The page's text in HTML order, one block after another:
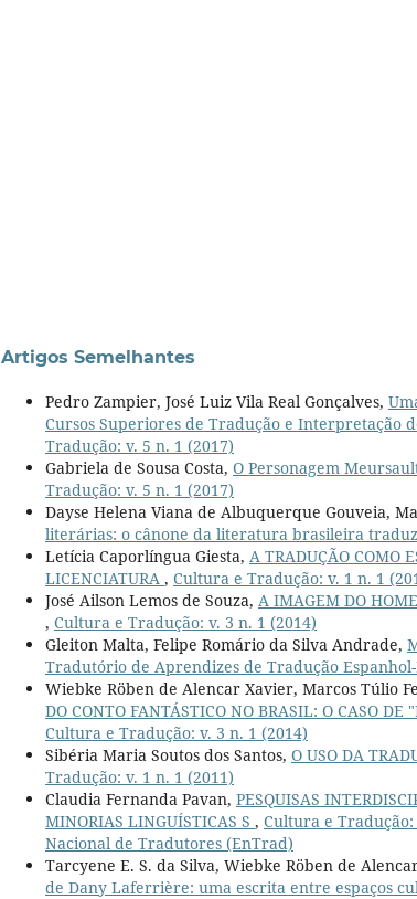
Artigos Semelhantes
Pedro Zampier, José Luiz Vila Real Gonçalves,
Cursos Superiores de Tradução e Interpretação
Tradução: v. 5 n. 1 (2017)
Gabriela de Sousa Costa, O Personagem
Tradução: v. 5 n. 1 (2017)
Dayse Helena Viana de Albuquerque Gouveia,
literárias: o cânone da literatura brasileira
Letícia Caporlíngua Giesta, A TRADUÇÃO COMO
LICENCIATURA , Cultura e Tradução: v. 1 n. 1
José Ailson Lemos de Souza, A IMAGEM DO
, Cultura e Tradução: v. 3 n. 1 (2014)
Gleiton Malta, Felipe Romário da Silva Andrade,
Tradutório de Aprendizes de Tradução
Wiebke Röben de Alencar Xavier, Marcos Túlio
DO CONTO FANTÁSTICO NO BRASIL: O CASO
Cultura e Tradução: v. 3 n. 1 (2014)
Sibéria Maria Soutos dos Santos, O USO DA
Tradução: v. 1 n. 1 (2011)
Claudia Fernanda Pavan, PESQUISAS
MINORIAS LINGUÍSTICAS S , Cultura e Tradução:
Nacional de Tradutores (EnTrad)
Tarcyene E. S. da Silva, Wiebke Röben de
de Dany Laferrière: uma escrita entre espaços